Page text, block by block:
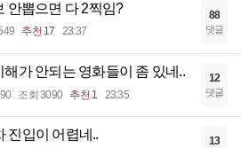
안뽑으면 다 2찍임?
추천 17 23:37
88
댓글
해가 안되는 영화들이 좀 있네..
조회 3090 추천 1 23:35
12
댓글
진입이 어렵네.. 13